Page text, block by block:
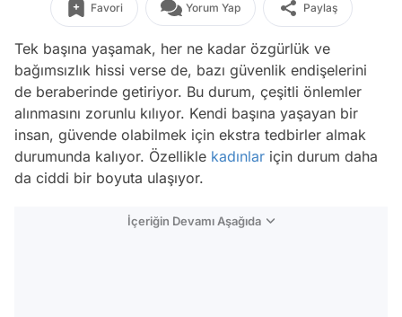
Favori Yorum Yap Paylaş
Tek başına yaşamak, her ne kadar özgürlük ve
bağımsızlık hissi verse de, bazı güvenlik endişelerini
de beraberinde getiriyor. Bu durum, çeşitli önlemler
alınmasını zorunlu kılıyor. Kendi başına yaşayan bir
insan, güvende olabilmek için ekstra tedbirler almak
durumunda kalıyor. Özellikle kadınlar için durum daha
da ciddi bir boyuta ulaşıyor.
İçeriğin Devamı Aşağıda